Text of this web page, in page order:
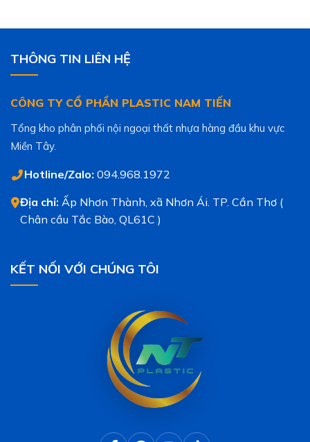
THÔNG TIN LIÊN HỆ
CÔNG TY CỔ PHẦN PLASTIC NAM TIẾN
Tổng kho phân phối nội ngoại thất nhựa hàng đầu khu vực
Miền Tây.
Hotline/Zalo: 094.968.1972
Địa chỉ: Ấp Nhơn Thành, xã Nhơn Ái. TP. Cần Thơ (
Chân cầu Tắc Bào, QL61C )
KẾT NỐI VỚI CHÚNG TÔI